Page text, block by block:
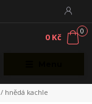
0
0 Kč
hnědá kachle